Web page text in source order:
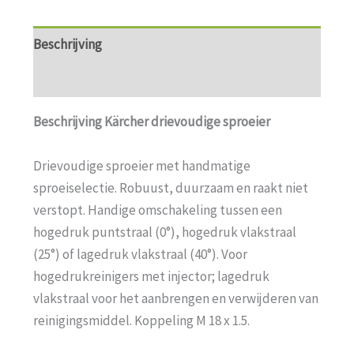
Beschrijving
Beschrijving Kärcher drievoudige sproeier
Drievoudige sproeier met handmatige
sproeiselectie. Robuust, duurzaam en raakt niet
verstopt. Handige omschakeling tussen een
hogedruk puntstraal (0°), hogedruk vlakstraal
(25°) of lagedruk vlakstraal (40°). Voor
hogedrukreinigers met injector; lagedruk
vlakstraal voor het aanbrengen en verwijderen van
reinigingsmiddel. Koppeling M 18 x 1.5.